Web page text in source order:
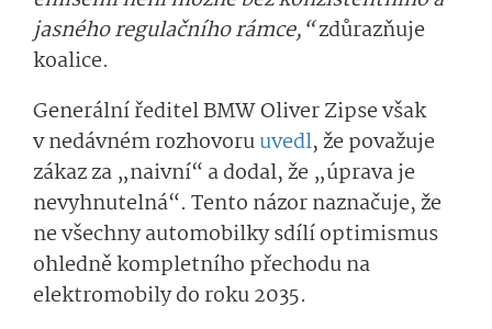
jasného regulačního rámce,“zdůrazňuje
koalice.
Generální ředitel BMW Oliver Zipse však
v nedávném rozhovoruuvedl, že považuje
zákaz za „naivní“ a dodal, že „úprava je
nevyhnutelná“. Tento názor naznačuje, že
ne všechny automobilky sdílí optimismus
ohledně kompletního přechodu na
elektromobily do roku 2035.